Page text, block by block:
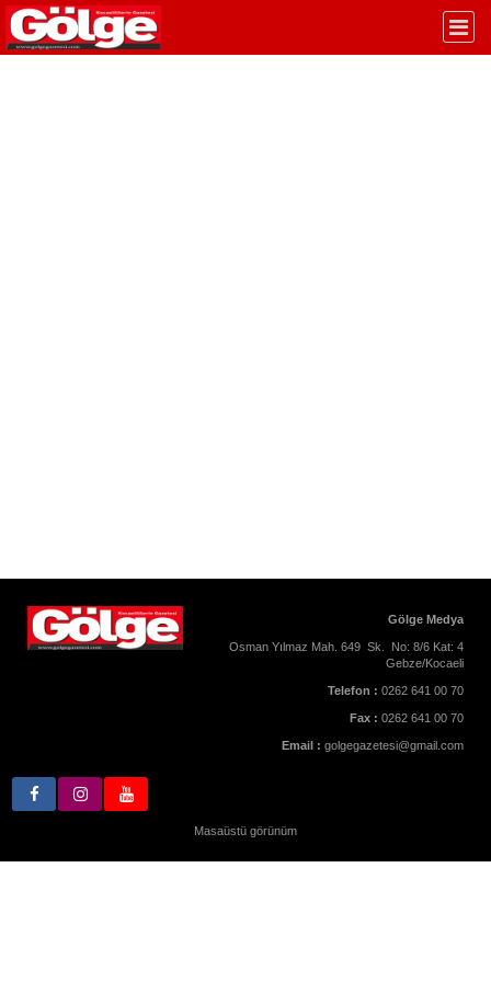
Gölge Medya
Osman Yılmaz Mah. 649 Sk. No: 8/6 Kat: 4
Gebze/Kocaeli
Telefon : 0262 641 00 70
Fax : 0262 641 00 70
Email : golgegazetesi@gmail.com
Masaüstü görünüm